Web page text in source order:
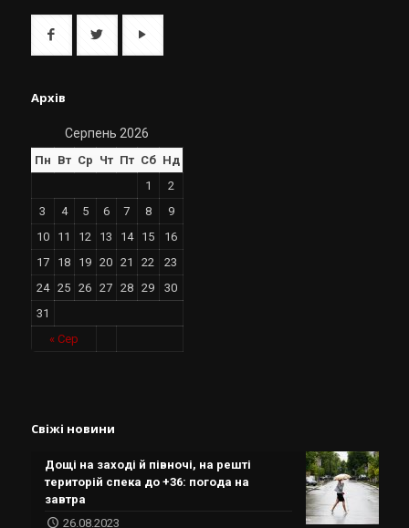
Архів
Серпень 2026
Пн Вт Ср Чт Пт Сб Нд
« Сер
1
2
3
4 5 6 7 8
9
10
11 12 13 14 15
16
17
18 19 20 21 22
23
24
25 26 27 28 29
30
31
Свіжі новини
Дощі на заході й півночі, на решті
територій спека до +36: погода на
завтра
26.08.2023